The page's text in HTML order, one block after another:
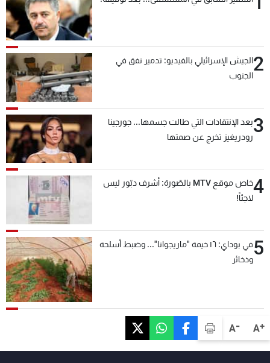
A+
A-
2الجيش الإسرائيلي بالفيديو: تدمير نفق في
الجنوب
3بعد الإنتقادات التي طالت جسمها... جورجينا
رودريغيز تخرج عن صمتها
4
خاص موقع MTV بالصّورة: أشرف دبّور ليس
لاجئاً!
5
في بوداي: ١٦ خيمة "ماريجوانا"... وضبط أسلحة
وذخائر